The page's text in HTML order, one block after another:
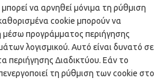
να αρνηθεί μόνιμα τη ρύθμιση
cookie μπορούν να
προγράμματος περιήγησης
λογισμικού. Αυτό είναι δυνατό σε
περιήγησης Διαδικτύου. Εάν το
τη ρύθμιση των cookie στο